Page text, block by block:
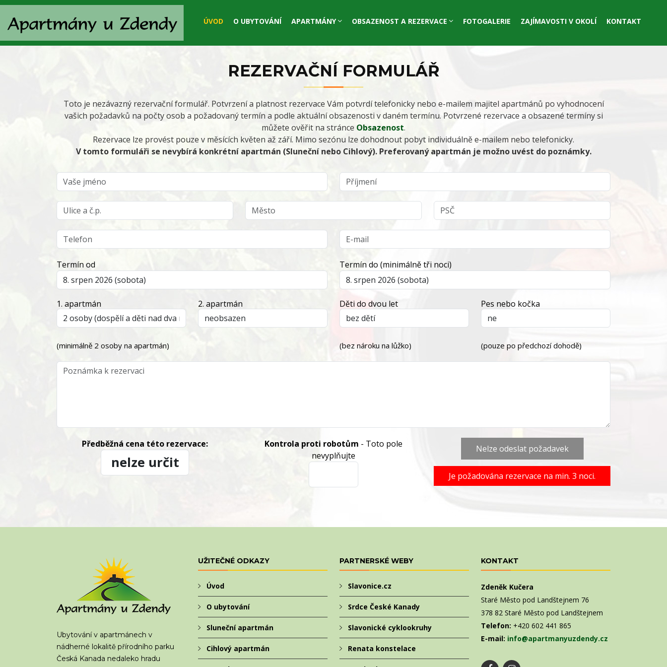
ÚVOD O UBYTOVÁNÍ APARTMÁNY OBSAZENOST A REZERVACE FOTOGALERIE ZAJÍMAVOSTI V OKOLÍ KONTAKT
REZERVAČNÍ FORMULÁŘ
Toto je nezávazný rezervační formulář. Potvrzení a platnost rezervace Vám potvrdí telefonicky nebo e-mailem majitel apartmánů po vyhodnocení
vašich požadavků na počty osob a požadovaný termín a podle aktuální obsazenosti v daném termínu. Potvrzené rezervace a obsazené termíny si
můžete ověřit na stránce Obsazenost.
Rezervace lze provést pouze v měsících květen až září. Mimo sezónu lze dohodnout pobyt individuálně e-mailem nebo telefonicky.
V tomto formuláři se nevybírá konkrétní apartmán (Sluneční nebo Cihlový). Preferovaný apartmán je možno uvést do poznámky.
Termín od Termín do (minimálně tři noci)
1. apartmán
(minimálně 2 osoby na apartmán)
2. apartmán Děti do dvou let
(bez nároku na lůžko)
Pes nebo kočka
(pouze po předchozí dohodě)
Předběžná cena této rezervace: Kontrola proti robotům - Toto pole
nevyplňujte
Nelze odeslat požadavek
Je požadována rezervace na min. 3 noci.
Ubytování v apartmánech v
nádherné lokalitě přírodního parku
Česká Kanada nedaleko hradu
UŽITEČNÉ ODKAZY
Úvod
O ubytování
Sluneční apartmán
Cihlový apartmán
PARTNERSKÉ WEBY
Slavonice.cz
Srdce České Kanady
Slavonické cyklookruhy
Renata konstelace
KONTAKT
Zdeněk Kučera
Staré Město pod Landštejnem 76
378 82 Staré Město pod Landštejnem
Telefon: +420 602 441 865
E-mail: info@apartmanyuzdendy.cz